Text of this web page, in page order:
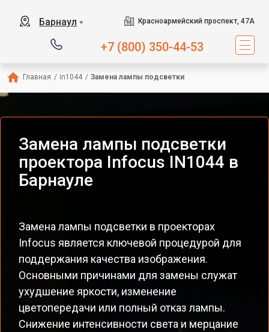
Барнаул ▼ Красноармейский проспект, 47А
+7 (800) 350-44-53
Главная / in1044 / Замена лампы подсветки
Замена лампы подсветки
проектора Infocus IN1044 в
Барнауле
Замена лампы подсветки в проекторах
Infocus является ключевой процедурой для
поддержания качества изображения.
Основными причинами для замены служат
ухудшение яркости, изменение
цветопередачи или полный отказ лампы.
Снижение интенсивности света и мерцание